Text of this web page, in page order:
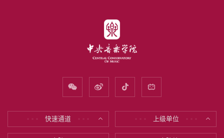
快速通道 上级单位